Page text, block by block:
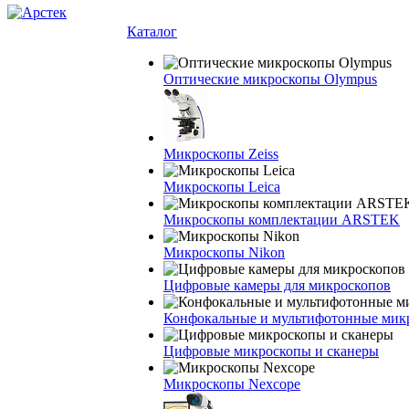
Каталог
Оптические микроскопы Olympus
Микроскопы Zeiss
Микроскопы Leica
Микроскопы комплектации ARSTEK
Микроскопы Nikon
Цифровые камеры для микроскопов
Конфокальные и мультифотонные
Цифровые микроскопы и сканеры
Микроскопы Nexcope